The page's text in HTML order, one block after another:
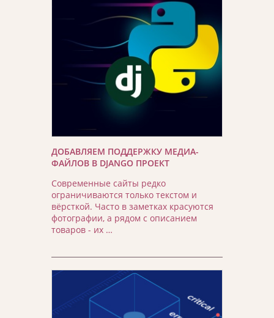
ДОБАВЛЯЕМ ПОДДЕРЖКУ МЕДИА-
ФАЙЛОВ В DJANGO ПРОЕКТ
Современные сайты редко
ограничиваются только текстом и
вёрсткой. Часто в заметках красуются
фотографии, а рядом с описанием
товаров - их …